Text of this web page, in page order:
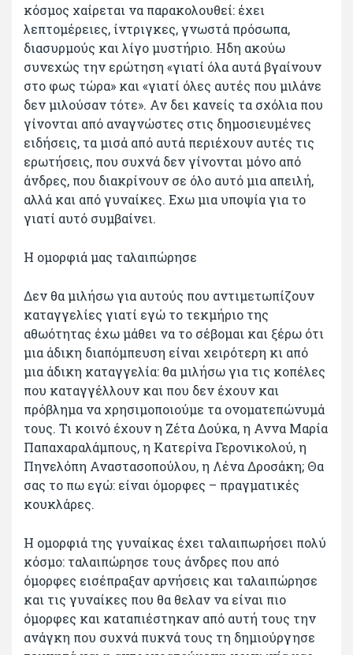
κόσμος χαίρεται να παρακολουθεί: έχει
λεπτομέρειες, ίντριγκες, γνωστά πρόσωπα,
διασυρμούς και λίγο μυστήριο. Ηδη ακούω
συνεχώς την ερώτηση «γιατί όλα αυτά βγαίνουν
στο φως τώρα» και «γιατί όλες αυτές που μιλάνε
δεν μιλούσαν τότε». Αν δει κανείς τα σχόλια που
γίνονται από αναγνώστες στις δημοσιευμένες
ειδήσεις, τα μισά από αυτά περιέχουν αυτές τις
ερωτήσεις, που συχνά δεν γίνονται μόνο από
άνδρες, που διακρίνουν σε όλο αυτό μια απειλή,
αλλά και από γυναίκες. Εχω μια υποψία για το
γιατί αυτό συμβαίνει.
Η ομορφιά μας ταλαιπώρησε
Δεν θα μιλήσω για αυτούς που αντιμετωπίζουν
καταγγελίες γιατί εγώ το τεκμήριο της
αθωότητας έχω μάθει να το σέβομαι και ξέρω ότι
μια άδικη διαπόμπευση είναι χειρότερη κι από
μια άδικη καταγγελία: θα μιλήσω για τις κοπέλες
που καταγγέλλουν και που δεν έχουν και
πρόβλημα να χρησιμοποιούμε τα ονοματεπώνυμά
τους. Τι κοινό έχουν η Ζέτα Δούκα, η Αννα Μαρία
Παπαχαραλάμπους, η Κατερίνα Γερονικολού, η
Πηνελόπη Αναστασοπούλου, η Λένα Δροσάκη; Θα
σας το πω εγώ: είναι όμορφες – πραγματικές
κουκλάρες.
Η ομορφιά της γυναίκας έχει ταλαιπωρήσει πολύ
κόσμο: ταλαιπώρησε τους άνδρες που από
όμορφες εισέπραξαν αρνήσεις και ταλαιπώρησε
και τις γυναίκες που θα θελαν να είναι πιο
όμορφες και καταπιέστηκαν από αυτή τους την
ανάγκη που συχνά πυκνά τους τη δημιούργησε